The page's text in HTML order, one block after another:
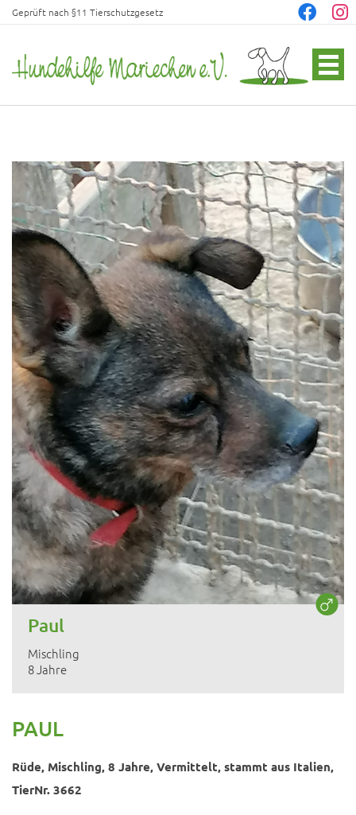
Geprüft nach §11 Tierschutzgesetz
Paul
Mischling
8 Jahre
PAUL
Rüde, Mischling, 8 Jahre, Vermittelt, stammt aus Italien,
TierNr. 3662